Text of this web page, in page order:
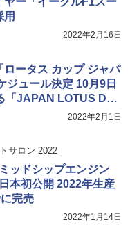
用
2022年2月16日
ロータス カップ ジャパ
ジュール決定 10月9日
「JAPAN LOTUS DAY
2022年2月1日
サロン 2022
ッドシップエンジン
本初公開 2022年生産
完売
2022年1月14日